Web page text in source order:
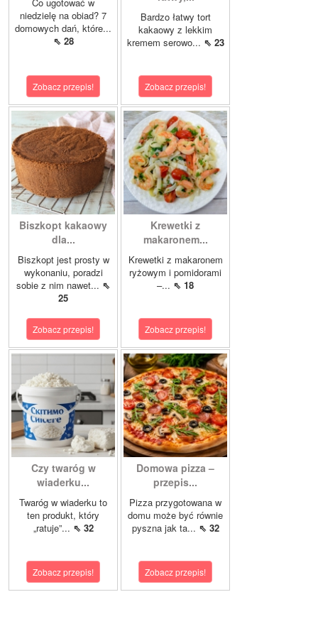
niedzielę na obiad? 7
domowych dań, które...
⇖ 28
Zobacz przepis!
Bardzo łatwy tort
kakaowy z lekkim
kremem serowo... ⇖ 23
Zobacz przepis!
Biszkopt kakaowy
dla...
Biszkopt jest prosty w
wykonaniu, poradzi
sobie z nim nawet... ⇖
25
Zobacz przepis!
Krewetki z
makaronem...
Krewetki z makaronem
ryżowym i pomidorami
–... ⇖ 18
Zobacz przepis!
Czy twaróg w
wiaderku...
Twaróg w wiaderku to
ten produkt, który
„ratuje”... ⇖ 32
Zobacz przepis!
Domowa pizza –
przepis...
Pizza przygotowana w
domu może być równie
pyszna jak ta... ⇖ 32
Zobacz przepis!